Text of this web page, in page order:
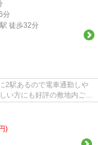
分
駅 徒歩32分
2駅あるので電車通勤しや
い方にも好評の敷地内ごみ
)